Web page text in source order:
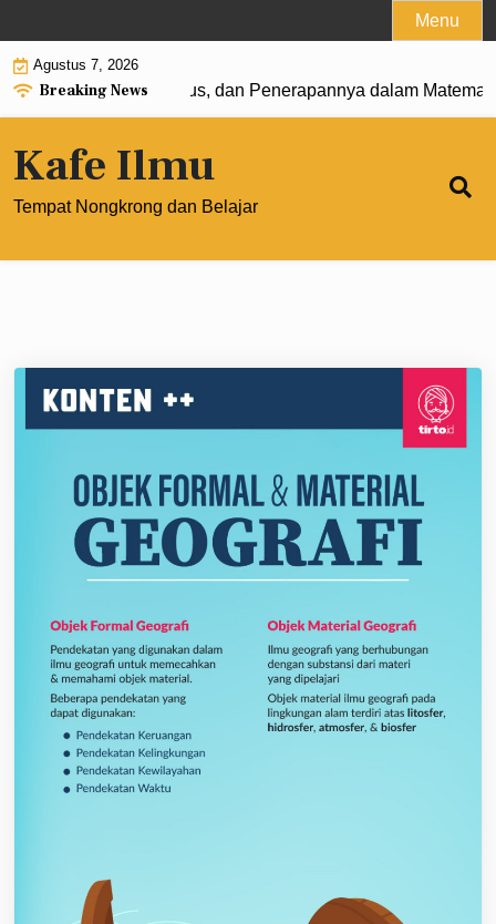
to
content
Menu
Agustus 7, 2026
Breaking News
Pengertian, Rumus, dan Penerapannya dalam Matematika
Kafe Ilmu
Tempat Nongkrong dan Belajar